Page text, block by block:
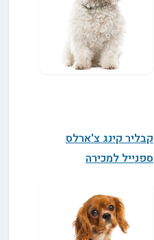
קבליר קינג צ'ארלס
ספנייל למכירה